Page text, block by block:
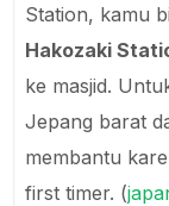
Station, kamu
Hakozaki
ke masjid.
Jepang barat
membantu
first timer. (